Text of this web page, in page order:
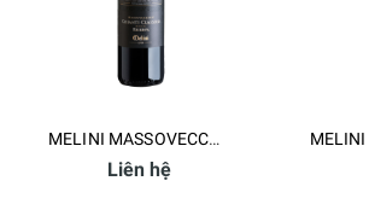
MELINI MASSOVECCHIO CHIANTI CLASSICO DOCG RISERVA
Liên hệ